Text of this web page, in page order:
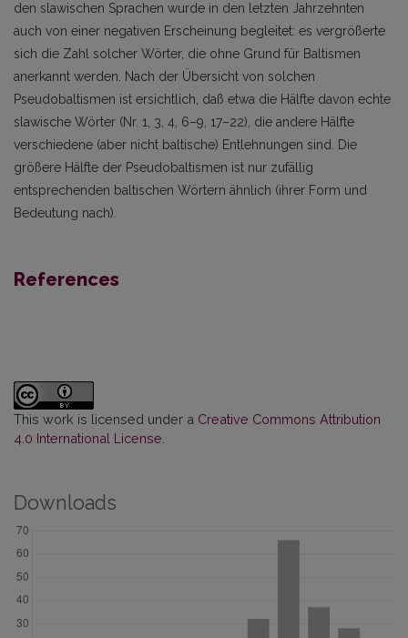
den slawischen Sprachen wurde in den letzten Jahrzehnten
auch von einer negativen Erscheinung begleitet: es vergrößerte
sich die Zahl solcher Wörter, die ohne Grund für Baltismen
anerkannt werden. Nach der Übersicht von solchen
Pseudobaltismen ist ersichtlich, daß etwa die Hälfte davon echte
slawische Wörter (Nr. 1, 3, 4, 6–9, 17–22), die andere Hälfte
verschiedene (aber nicht baltische) Entlehnungen sind. Die
größere Hälfte der Pseudobaltismen ist nur zufällig
entsprechenden baltischen Wörtern ähnlich (ihrer Form und
Bedeutung nach).
References
This work is licensed under a Creative Commons Attribution
4.0 International License
Downloads